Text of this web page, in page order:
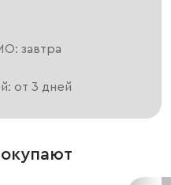
завтра
от 3 дней